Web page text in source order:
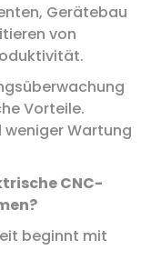
Gerätebau
von
Vorteile.
Wartung
CNC-
beginnt mit